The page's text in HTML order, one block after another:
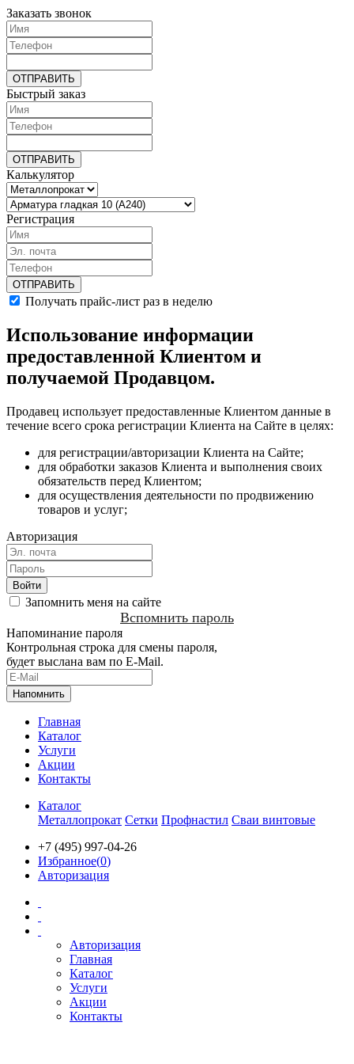
Заказать звонок
Быстрый заказ
Калькулятор
Регистрация
Получать прайс-лист раз в неделю
Использование информации
предоставленной Клиентом и
получаемой Продавцом.
Продавец использует предоставленные Клиентом данные в
течение всего срока регистрации Клиента на Сайте в целях:
для регистрации/авторизации Клиента на Сайте;
для обработки заказов Клиента и выполнения своих
обязательств перед Клиентом;
для осуществления деятельности по продвижению
товаров и услуг;
Авторизация
Запомнить меня на сайте
Вспомнить пароль
Напоминание пароля
Контрольная строка для смены пароля,
будет выслана вам по E-Mail.
Главная
Каталог
Услуги
Акции
Контакты
Каталог
Металлопрокат Сетки Профнастил Сваи винтовые
+7 (495) 997-04-26
Избранное(0)
Авторизация
Авторизация
Главная
Каталог
Услуги
Акции
Контакты